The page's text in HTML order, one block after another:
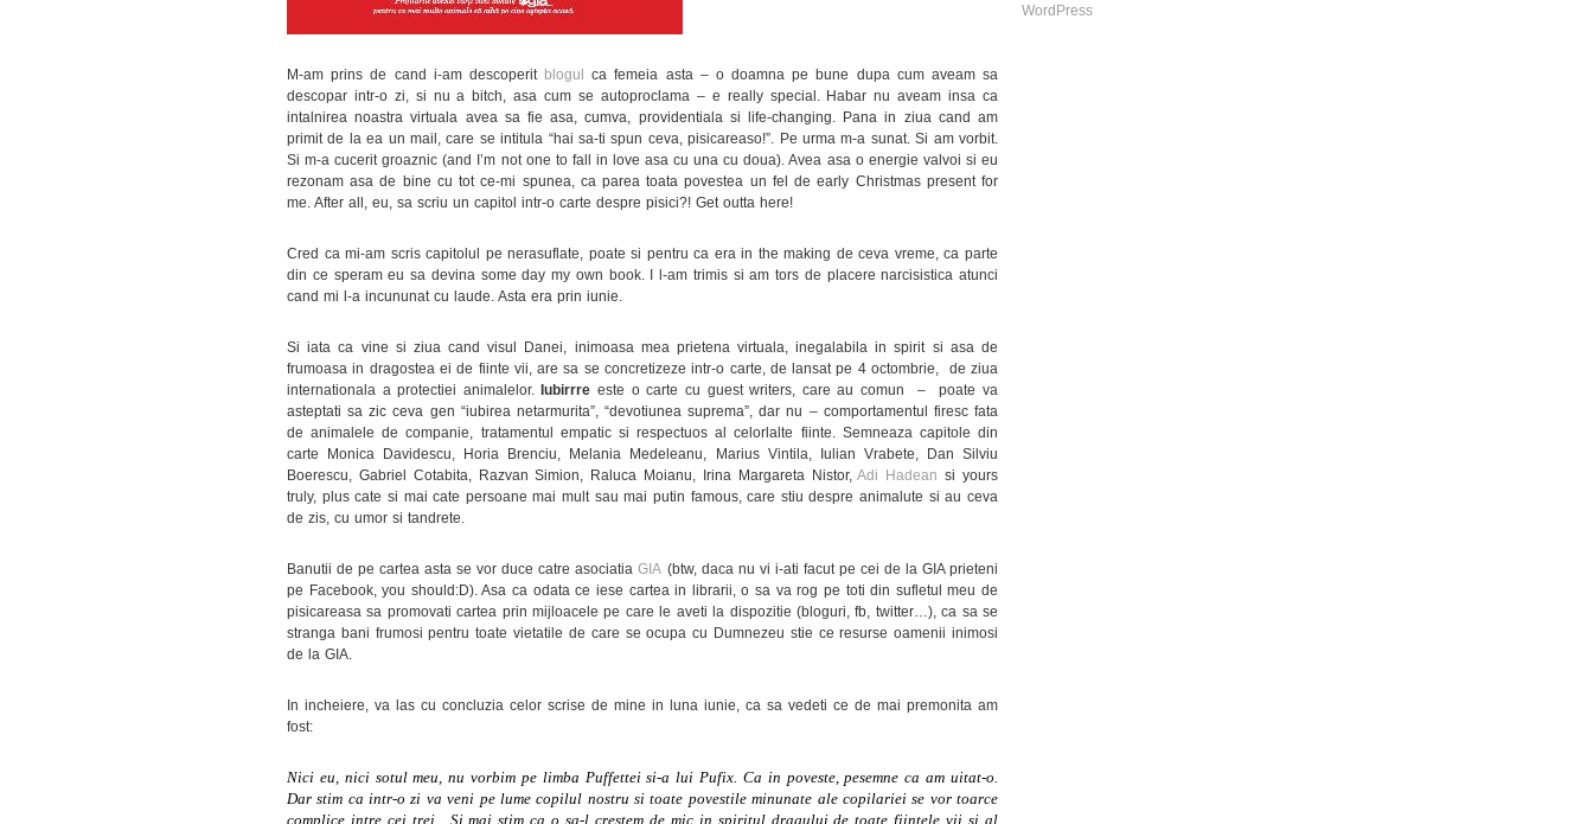
M-am prins de cand i-am descoperit blogul ca femeia asta – o doamna pe bune dupa cum aveam sa
descopar intr-o zi, si nu a bitch, asa cum se autoproclama – e really special. Habar nu aveam insa ca
intalnirea noastra virtuala avea sa fie asa, cumva, providentiala si life-changing. Pana in ziua cand am
primit de la ea un mail, care se intitula “hai sa-ti spun ceva, pisicareaso!”. Pe urma m-a sunat. Si am vorbit.
Si m-a cucerit groaznic (and I’m not one to fall in love asa cu una cu doua). Avea asa o energie valvoi si eu
rezonam asa de bine cu tot ce-mi spunea, ca parea toata povestea un fel de early Christmas present for
me. After all, eu, sa scriu un capitol intr-o carte despre pisici?! Get outta here!
Cred ca mi-am scris capitolul pe nerasuflate, poate si pentru ca era in the making de ceva vreme, ca parte
din ce speram eu sa devina some day my own book. I l-am trimis si am tors de placere narcisistica atunci
cand mi l-a incununat cu laude. Asta era prin iunie.
Si iata ca vine si ziua cand visul Danei, inimoasa mea prietena virtuala, inegalabila in spirit si asa de
frumoasa in dragostea ei de fiinte vii, are sa se concretizeze intr-o carte, de lansat pe 4 octombrie, de ziua
internationala a protectiei animalelor.Iubirrre este o carte cu guest writers, care au comun – poate va
asteptati sa zic ceva gen “iubirea netarmurita”, “devotiunea suprema”, dar nu – comportamentul firesc fata
de animalele de companie, tratamentul empatic si respectuos al celorlalte fiinte. Semneaza capitole din
carte Monica Davidescu, Horia Brenciu, Melania Medeleanu, Marius Vintila, Iulian Vrabete, Dan Silviu
Boerescu, Gabriel Cotabita, Razvan Simion, Raluca Moianu, Irina Margareta Nistor,Adi Hadean si yours
truly, plus cate si mai cate persoane mai mult sau mai putin famous, care stiu despre animalute si au ceva
de zis, cu umor si tandrete.
Banutii de pe cartea asta se vor duce catre asociatiaGIA (btw, daca nu vi i-ati facut pe cei de la GIA prieteni
pe Facebook, you should:D). Asa ca odata ce iese cartea in librarii, o sa va rog pe toti din sufletul meu de
pisicareasa sa promovati cartea prin mijloacele pe care le aveti la dispozitie (bloguri, fb, twitter…), ca sa se
stranga bani frumosi pentru toate vietatile de care se ocupa cu Dumnezeu stie ce resurse oamenii inimosi
de la GIA.
In incheiere, va las cu concluzia celor scrise de mine in luna iunie, ca sa vedeti ce de mai premonita am
fost:
Nici eu, nici sotul meu, nu vorbim pe limba Puffettei si-a lui Pufix. Ca in poveste, pesemne ca am uitat-o.
Dar stim ca intr-o zi va veni pe lume copilul nostru si toate povestile minunate ale copilariei se vor toarce
complice intre cei trei.
Si mai stim ca o sa-l crestem de mic in spiritul dragului de toate fiintele vii si al
WordPress